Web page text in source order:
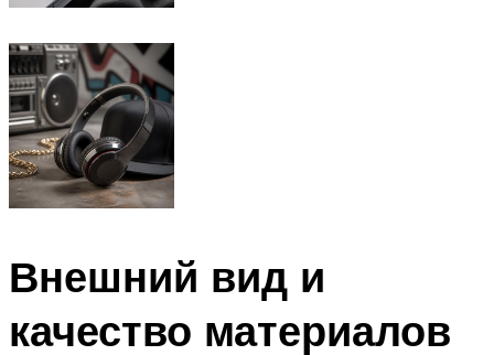
Внешний вид и
качество материалов